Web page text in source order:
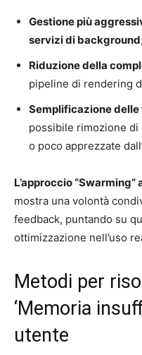
Gestione più
servizi di background;
Riduzione della
pipeline di rendering
Semplificazione
possibile rimozione
o poco apprezzate
L’approccio
mostra una volontà
feedback, puntando su
ottimizzazione nell’uso
Metodi per
‘Memoria
utente